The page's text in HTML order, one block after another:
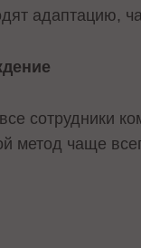
адаптацию,
сотрудники
метод чаще